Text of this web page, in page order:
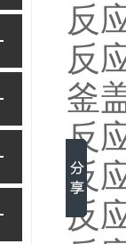
反
反
釜
反
反
反